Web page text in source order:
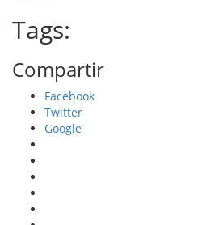
Tags:
Compartir
Facebook
Twitter
Google